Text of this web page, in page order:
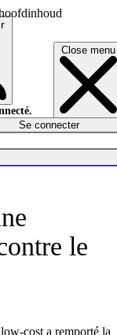
Close menu
Se connecter
le
cost a remporté la